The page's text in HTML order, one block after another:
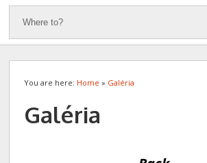
You are here: Home » Galéria
Galéria